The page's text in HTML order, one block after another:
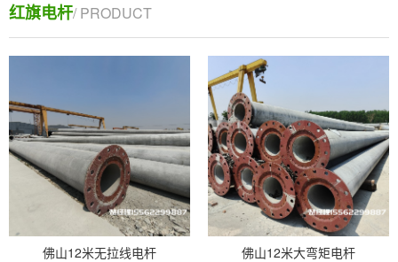
红旗电杆/ PRODUCT
佛山12米无拉线电杆 佛山12米大弯矩电杆